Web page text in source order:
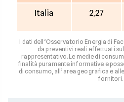
Italia 2,27
I dati dell’Osservatorio Energia di
da preventivi reali effettuati
rappresentativo. Le medie di
finalità puramente informative e
di consumo, all’area geografica e
fornitori.